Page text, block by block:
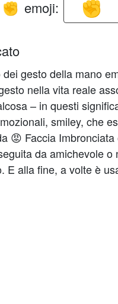
✊ emoji:
gesto della mano
nella vita reale
– in questi
smiley, che
😡 Faccia
da amichevole
E alla fine, a volte è